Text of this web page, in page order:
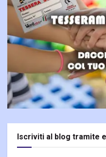
Iscriviti al blog tramite